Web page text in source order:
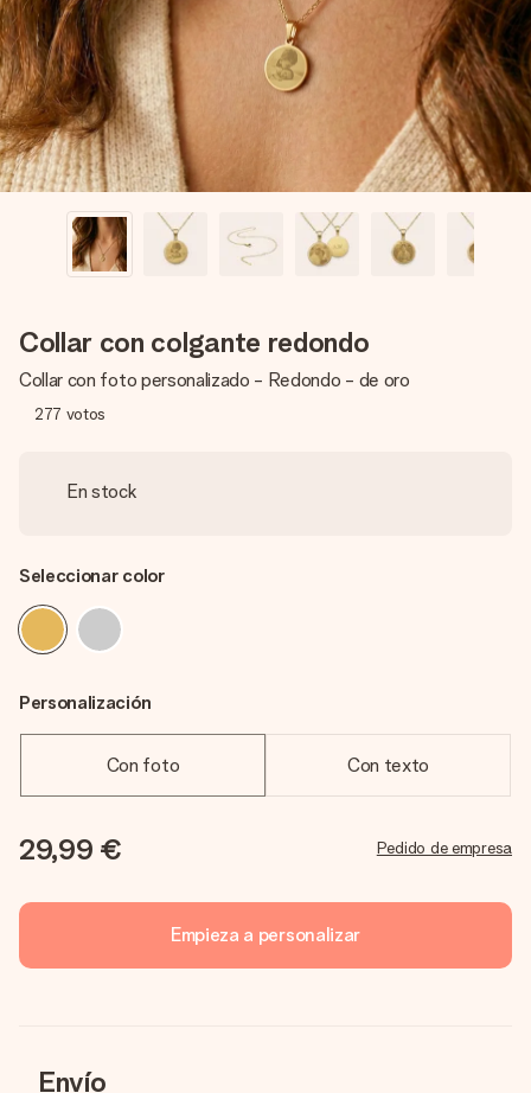
un mensaje que llegue al corazón. Sin complicaciones, solo
todo el amor para el momento.
Collar con colgante redondo
Collar con foto personalizado - Redondo - de oro
277 votos
En stock
Seleccionar color
Personalización
Con foto Con texto
29,99 € Pedido de empresa
Empieza a personalizar
Envío